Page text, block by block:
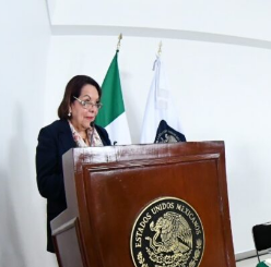
En Animales Principal
Rescatan a un